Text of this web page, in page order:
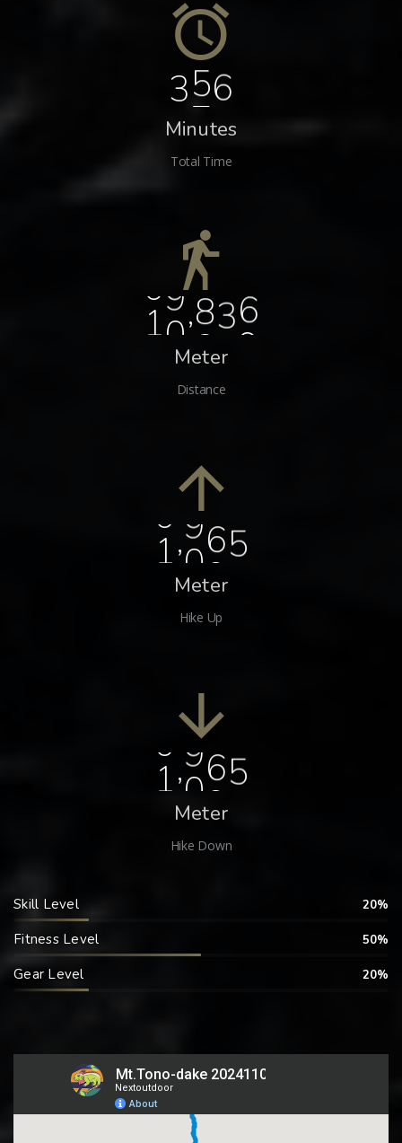
497
Minutes
Total Time
13,500
Meter
Distance
1,326
Meter
Hike Up
1,325
Meter
Hike Down
Skill Level 20%
Fitness Level 50%
Gear Level 20%